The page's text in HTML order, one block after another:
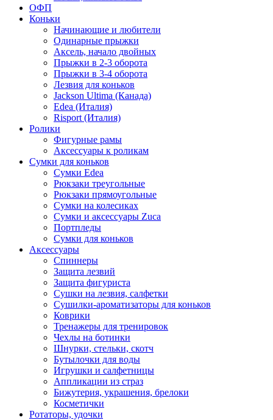
ОФП
Коньки
Начинающие и любители
Одинарные прыжки
Аксель, начало двойных
Прыжки в 2-3 оборота
Прыжки в 3-4 оборота
Лезвия для коньков
Jackson Ultima (Канада)
Edea (Италия)
Risport (Италия)
Ролики
Фигурные рамы
Аксессуары к роликам
Сумки для коньков
Сумки Edea
Рюкзаки треугольные
Рюкзаки прямоугольные
Сумки на колесиках
Сумки и аксессуары Zuca
Портпледы
Сумки для коньков
Аксессуары
Спиннеры
Защита лезвий
Защита фигуриста
Сушки на лезвия, салфетки
Сушилки-ароматизаторы для коньков
Коврики
Тренажеры для тренировок
Чехлы на ботинки
Шнурки, стельки, скотч
Бутылочки для воды
Игрушки и салфетницы
Аппликации из страз
Бижутерия, украшения, брелоки
Косметички
Ротаторы, удочки